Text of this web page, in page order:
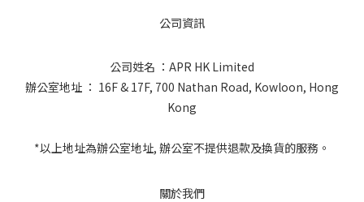
公司資訊
公司姓名 ：APR HK Limited
辦公室地址 ： 16F & 17F, 700 Nathan Road, Kowloon, Hong
Kong
*以上地址為辦公室地址, 辦公室不提供退款及換貨的服務。
關於我們